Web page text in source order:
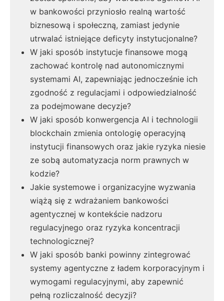
w bankowości przyniosło realną wartość
biznesową i społeczną, zamiast jedynie
utrwalać istniejące deficyty instytucjonalne?
W jaki sposób instytucje finansowe mogą
zachować kontrolę nad autonomicznymi
systemami AI, zapewniając jednocześnie ich
zgodność z regulacjami i odpowiedzialność
za podejmowane decyzje?
W jaki sposób konwergencja AI i technologii
blockchain zmienia ontologię operacyjną
instytucji finansowych oraz jakie ryzyka niesie
ze sobą automatyzacja norm prawnych w
kodzie?
Jakie systemowe i organizacyjne wyzwania
wiążą się z wdrażaniem bankowości
agentycznej w kontekście nadzoru
regulacyjnego oraz ryzyka koncentracji
technologicznej?
W jaki sposób banki powinny zintegrować
systemy agentyczne z ładem korporacyjnym i
wymogami regulacyjnymi, aby zapewnić
pełną rozliczalność decyzji?